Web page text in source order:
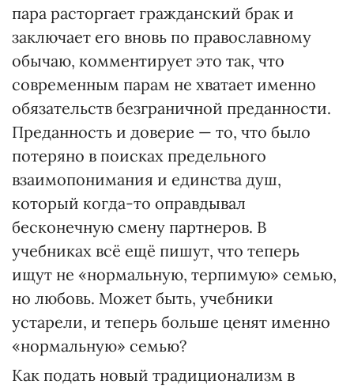
пара расторгает гражданский брак и
заключает его вновь по православному
обычаю, комментирует это так, что
современным парам не хватает именно
обязательств безграничной преданности.
Преданность и доверие — то, что было
потеряно в поисках предельного
взаимопонимания и единства душ,
который когда-то оправдывал
бесконечную смену партнеров. В
учебниках всё ещё пишут, что теперь
ищут не «нормальную, терпимую» семью,
но любовь. Может быть, учебники
устарели, и теперь больше ценят именно
«нормальную» семью?
Как подать новый традиционализм в